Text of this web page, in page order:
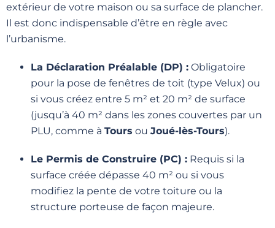
extérieur de votre maison ou sa surface de plancher.
Il est donc indispensable d’être en règle avec
l’urbanisme.
La Déclaration Préalable (DP) : Obligatoire
pour la pose de fenêtres de toit (type Velux) ou
si vous créez entre 5 m² et 20 m² de surface
(jusqu’à 40 m² dans les zones couvertes par un
PLU, comme à Tours ou Joué-lès-Tours).
Le Permis de Construire (PC) : Requis si la
surface créée dépasse 40 m² ou si vous
modifiez la pente de votre toiture ou la
structure porteuse de façon majeure.